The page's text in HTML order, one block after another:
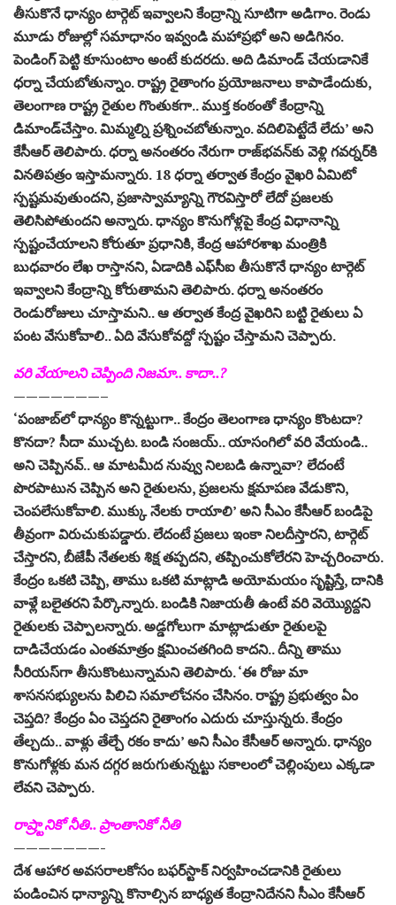
తీసుకొనే ధాన్యం టార్గెట్‌ ఇవ్వాలని కేంద్రాన్ని సూటిగా అడిగాం. రెండు
మూడు రోజుల్లో సమాధానం ఇవ్వండి మహాప్రభో అని అడిగినం.
పెండింగ్‌ పెట్టి కూసుంటాం అంటే కుదరదు. అది డిమాండ్‌ చేయడానికే
ధర్నా చేయబోతున్నాం. రాష్ట్ర రైతాంగం ప్రయోజనాలు కాపాడేందుకు,
తెలంగాణ రాష్ట్ర రైతుల గొంతుకగా.. ముక్త కంఠంతో కేంద్రాన్ని
డిమాండ్‌చేస్తాం. మిమ్మల్ని ప్రశ్నించబోతున్నాం. వదిలిపెట్టేదే లేదు’ అని
కేసీఆర్‌ తెలిపారు. ధర్నా అనంతరం నేరుగా రాజ్‌భవన్‌కు వెళ్లి గవర్నర్‌కి
వినతిపత్రం ఇస్తామన్నారు. 18 ధర్నా తర్వాత కేంద్రం వైఖరి ఏమిటో
స్పష్టమవుతుందని, ప్రజాస్వామ్యాన్ని గౌరవిస్తారో లేదో ప్రజలకు
తెలిసిపోతుందని అన్నారు. ధాన్యం కొనుగోళ్లపై కేంద్ర విధానాన్ని
స్పష్టంచేయాలని కోరుతూ ప్రధానికి, కేంద్ర ఆహారశాఖ మంత్రికి
బుధవారం లేఖ రాస్తానని, ఏడాదికి ఎఫ్‌సీఐ తీసుకొనే ధాన్యం టార్గెట్‌
ఇవ్వాలని కేంద్రాన్ని కోరుతామని తెలిపారు. ధర్నా అనంతరం
రెండురోజులు చూస్తామని.. ఆ తర్వాత కేంద్ర వైఖరిని బట్టి రైతులు ఏ
పంట వేసుకోవాలి.. ఏది వేసుకోవద్దో స్పష్టం చేస్తామని చెప్పారు.
వరి వేయాలని చెప్పింది నిజమా.. కాదా..?
———————–
‘పంజాబ్‌లో ధాన్యం కొన్నట్టుగా.. కేంద్రం తెలంగాణ ధాన్యం కొంటదా?
కొనదా? సీదా ముచ్చట. బండి సంజయ్‌.. యాసంగిలో వరి వేయండి..
అని చెప్పినవ్‌.. ఆ మాటమీద నువ్వు నిలబడి ఉన్నావా? లేదంటే
పొరపాటున చెప్పిన అని రైతులను, ప్రజలను క్షమాపణ వేడుకొని,
చెంపలేసుకోవాలి. ముక్కు నేలకు రాయాలి’ అని సీఎం కేసీఆర్‌ బండిపై
తీవ్రంగా విరుచుకుపడ్డారు. లేదంటే ప్రజలు ఇంకా నిలదీస్తారని, టార్గెట్‌
చేస్తారని, బీజేపీ నేతలకు శిక్ష తప్పదని, తప్పించుకోలేరని హెచ్చరించారు.
కేంద్రం ఒకటి చెప్పి, తాము ఒకటి మాట్లాడి అయోమయం సృష్టిస్తే, దానికి
వాళ్లే బలైతరని పేర్కొన్నారు. బండికి నిజాయతీ ఉంటే వరి వెయ్యొద్దని
రైతులకు చెప్పాలన్నారు. అడ్డగోలుగా మాట్లాడుతూ రైతులపై
దాడిచేయడం ఎంతమాత్రం క్షమించతగింది కాదని.. దీన్ని తాము
సీరియస్‌గా తీసుకొంటున్నామని తెలిపారు. ‘ఈ రోజు మా
శాసనసభ్యులను పిలిచి సమాలోచనం చేసినం. రాష్ట్ర ప్రభుత్వం ఏం
చెప్తది? కేంద్రం ఏం చెప్తదని రైతాంగం ఎదురు చూస్తున్నరు. కేంద్రం
తేల్చదు.. వాళ్లు తేల్చే రకం కాదు’ అని సీఎం కేసీఆర్‌ అన్నారు. ధాన్యం
కొనుగోళ్లకు మన దగ్గర జరుగుతున్నట్టు సకాలంలో చెల్లింపులు ఎక్కడా
లేవని చెప్పారు.
రాష్ర్టానికో నీతి.. ప్రాంతానికో నీతి
———————-
దేశ ఆహార అవసరాలకోసం బఫర్‌స్టాక్‌ నిర్వహించడానికి రైతులు
పండించిన ధాన్యాన్ని కొనాల్సిన బాధ్యత కేంద్రానిదేనని సీఎం కేసీఆర్‌